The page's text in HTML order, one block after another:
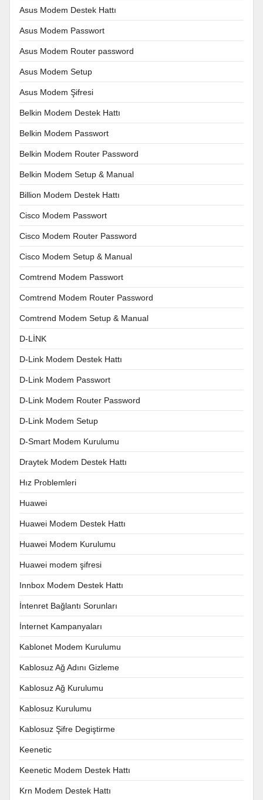
Asus Modem Destek Hattı
Asus Modem Passwort
Asus Modem Router password
Asus Modem Setup
Asus Modem Şifresi
Belkin Modem Destek Hattı
Belkin Modem Passwort
Belkin Modem Router Password
Belkin Modem Setup & Manual
Billion Modem Destek Hattı
Cisco Modem Passwort
Cisco Modem Router Password
Cisco Modem Setup & Manual
Comtrend Modem Passwort
Comtrend Modem Router Password
Comtrend Modem Setup & Manual
D-LİNK
D-Link Modem Destek Hattı
D-Link Modem Passwort
D-Link Modem Router Password
D-Link Modem Setup
D-Smart Modem Kurulumu
Draytek Modem Destek Hattı
Hız Problemleri
Huawei
Huawei Modem Destek Hattı
Huawei Modem Kurulumu
Huawei modem şifresi
Innbox Modem Destek Hattı
İntenret Bağlantı Sorunları
İnternet Kampanyaları
Kablonet Modem Kurulumu
Kablosuz Ağ Adını Gizleme
Kablosuz Ağ Kurulumu
Kablosuz Kurulumu
Kablosuz Şifre Degiştirme
Keenetic
Keenetic Modem Destek Hattı
Krn Modem Destek Hattı